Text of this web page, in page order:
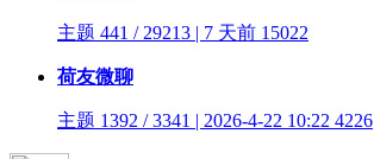
主题 441 / 29213 | 7 天前 15022
荷友微聊
主题 1392 / 3341 | 2026-4-22 10:22 4226